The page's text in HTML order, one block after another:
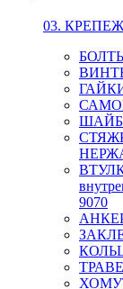
03.
9070